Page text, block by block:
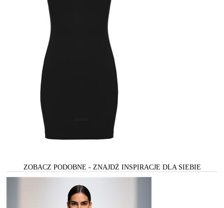
ZOBACZ PODOBNE - ZNAJDŻ INSPIRACJE DLA SIEBIE